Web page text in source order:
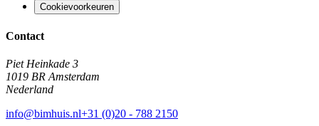
Cookievoorkeuren
Contact
Piet Heinkade 3
1019 BR Amsterdam
Nederland
info@bimhuis.nl+31 (0)20 - 788 2150